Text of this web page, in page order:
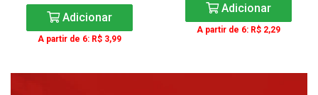
Adicionar
A partir de 6: R$ 3,99
Adicionar
A partir de 6: R$ 2,29